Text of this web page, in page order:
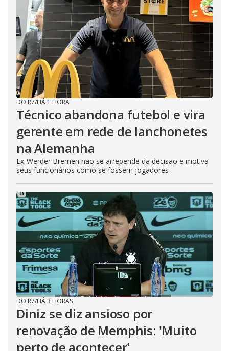
DO R7/HÁ 1 HORA
Técnico abandona futebol e vira
gerente em rede de lanchonetes
na Alemanha
Ex-Werder Bremen não se arrepende da decisão e motiva
seus funcionários como se fossem jogadores
DO R7/HÁ 3 HORAS
Diniz se diz ansioso por
renovação de Memphis: 'Muito
perto de acontecer'